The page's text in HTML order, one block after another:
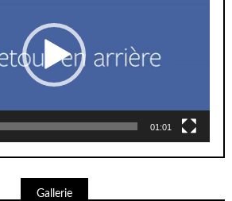
01:01
Gallerie